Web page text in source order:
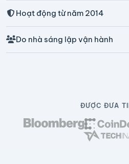
Hoạt động từ năm 2014
Do nhà sáng lập vận hành
ĐƯỢC ĐƯA